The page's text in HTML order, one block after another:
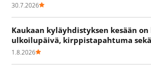
30.7.2026
Kaukaan kyläyhdistyksen kesään
ulkoilupäivä, kirppistapahtuma
1.8.2026